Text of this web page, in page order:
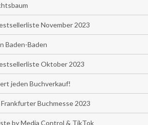
November 2023
Baden-Baden
Oktober 2023
jeden Buchverkauf!
Buchmesse 2023
by Media Control & TikTok